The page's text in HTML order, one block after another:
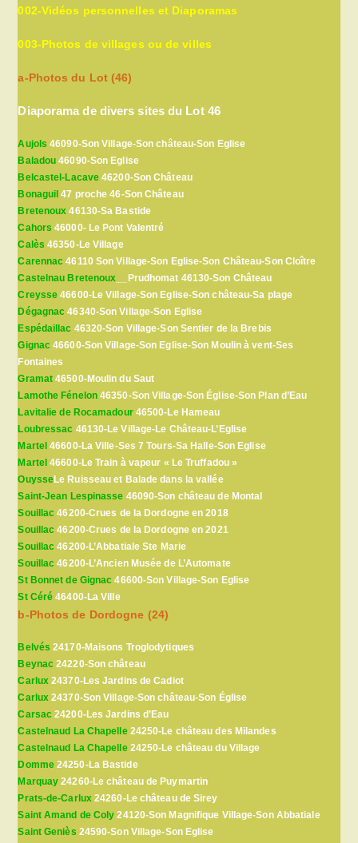
002-Vidéos personnelles et Diaporamas
003-Photos de villages ou de villes
a-Photos du Lot (46)
Diaporama de divers sites du Lot 46
Aujols 46090-Son Village-Son château-Son Eglise
Baladou 46090-Son Eglise
Belcastel-Lacave 46200-Son Château
Bonaguil 47 proche 46-Son Château
Bretenoux 46130-Sa Bastide
Cahors 46000- Le Pont Valentré
Calès 46350-Le Village
Carennac 46110 Son Village-Son Eglise-Son Château-Son Cloître
Castelnau Bretenoux __Prudhomat 46130-Son Château
Creysse 46600-Le Village-Son Eglise-Son château-Sa plage
Dégagnac 46340-Son Village-Son Eglise
Espédaillac 46320-Son Village-Son Sentier de la Brebis
Gignac 46600-Son Village-Son Eglise-Son Moulin à vent-Ses
Fontaines
Gramat 46500-Moulin du Saut
Lamothe Fénelon46350-Son Village-Son Église-Son Plan d’Eau
Lavitalie de Rocamadour46500-Le Hameau
Loubressac 46130-Le Village-Le Château-L’Eglise
Martel 46600-La Ville-Ses 7 Tours-Sa Halle-Son Eglise
Martel 46600-Le Train à vapeur « Le Truffadou »
OuysseLe Ruisseau et Balade dans la vallée
Saint-Jean Lespinasse 46090-Son château de Montal
Souillac 46200-Crues de la Dordogne en 2018
Souillac 46200-Crues de la Dordogne en 2021
Souillac 46200-L’Abbatiale Ste Marie
Souillac 46200-L’Ancien Musée de L’Automate
St Bonnet de Gignac 46600-Son Village-Son Eglise
St Céré 46400-La Ville
b-Photos de Dordogne (24)
Belvés 24170-Maisons Troglodytiques
Beynac 24220-Son château
Carlux 24370-Les Jardins de Cadiot
Carlux 24370-Son Village-Son château-Son Église
Carsac 24200-Les Jardins d’Eau
Castelnaud La Chapelle24250-Le château des Milandes
Castelnaud La Chapelle24250-Le château du Village
Domme24250-La Bastide
Marquay 24260-Le château de Puymartin
Prats-de-Carlux24260-Le château de Sirey
Saint Amand de Coly 24120-Son Magnifique Village-Son Abbatiale
Saint Geniès 24590-Son Village-Son Eglise